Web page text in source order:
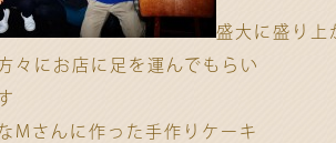
盛大に盛り上
々にお店に足を運んでもらい
Mさんに作った手作りケーキ